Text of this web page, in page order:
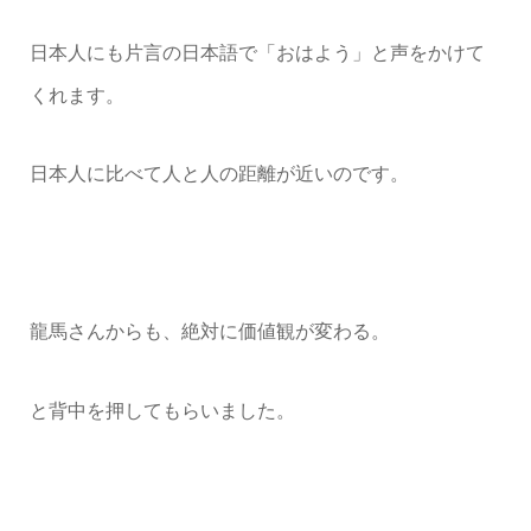
日本人にも片言の日本語で「おはよう」と声をかけて
くれます。
日本人に比べて人と人の距離が近いのです。
龍馬さんからも、絶対に価値観が変わる。
と背中を押してもらいました。